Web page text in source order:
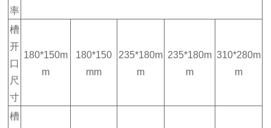
率
槽
开
口
尺
寸
180*150m
m
180*150
mm
235*180m
m
235*180m
m
310*280m
m
槽